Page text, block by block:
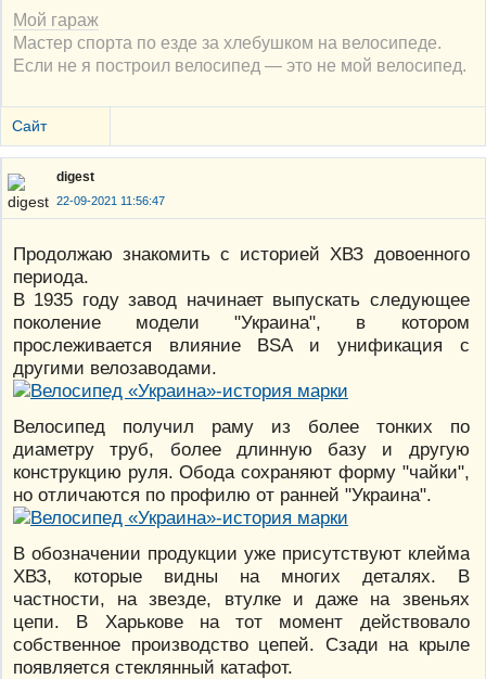
Мой гараж
Мастер спорта по езде за хлебушком на велосипеде.
Если не я построил велосипед — это не мой велосипед.
Сайт
digest
22-09-2021 11:56:47
Продолжаю знакомить с историей ХВЗ довоенного
периода.
В 1935 году завод начинает выпускать следующее
поколение модели "Украина", в котором
прослеживается влияние BSA и унификация с
другими велозаводами.
Велосипед получил раму из более тонких по
диаметру труб, более длинную базу и другую
конструкцию руля. Обода сохраняют форму "чайки",
но отличаются по профилю от ранней "Украина".
В обозначении продукции уже присутствуют клейма
ХВЗ, которые видны на многих деталях. В
частности, на звезде, втулке и даже на звеньях
цепи. В Харькове на тот момент действовало
собственное производство цепей. Сзади на крыле
появляется стеклянный катафот.